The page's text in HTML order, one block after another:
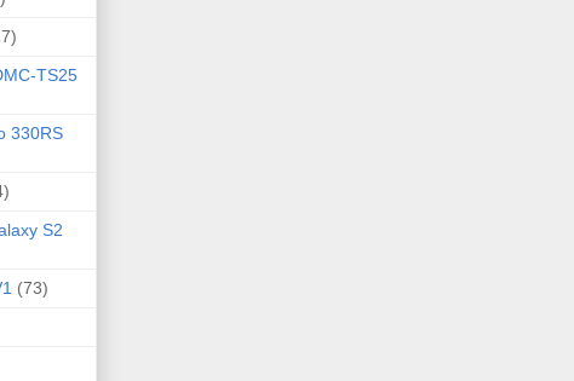
TS25
330RS
S2
(73)